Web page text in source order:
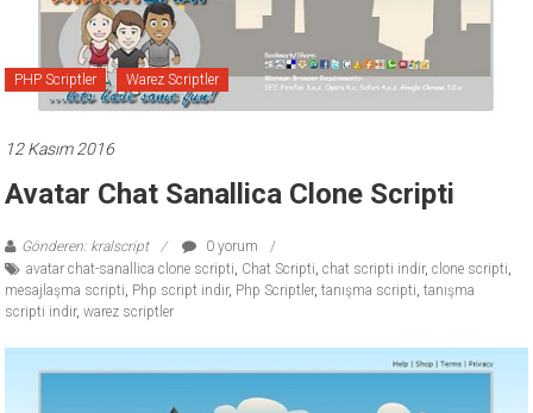
ücretli
temalar,
wordpress
temaları,
temaları,
theme
sitesi.
PHP Scriptler Warez Scriptler
12 Kasım 2016
Avatar Chat Sanallica Clone Scripti
Gönderen: kralscript
0 yorum
avatar chat-sanallica clone scripti, Chat Scripti,chat scripti indir,clone scripti,
mesajlaşma scripti, Php script indir, Php Scriptler,tanışma scripti,tanışma
scripti indir,warez scriptler